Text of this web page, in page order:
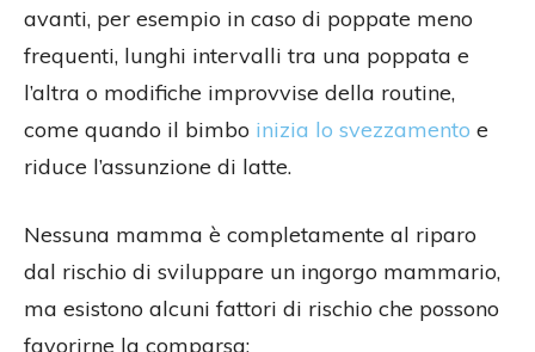
avanti, per esempio in caso di poppate meno
frequenti, lunghi intervalli tra una poppata e
l’altra o modifiche improvvise della routine,
come quando il bimbo inizia lo svezzamento e
riduce l’assunzione di latte.
Nessuna mamma è completamente al riparo
dal rischio di sviluppare un ingorgo mammario,
ma esistono alcuni fattori di rischio che possono
favorirne la comparsa: